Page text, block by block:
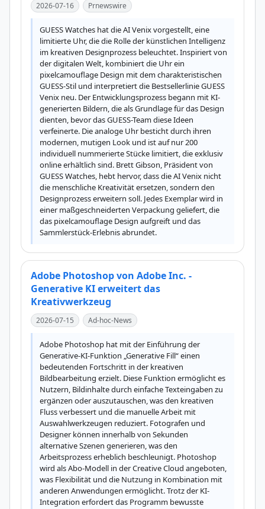
2026-07-16 Prnewswire
GUESS Watches hat die AI Venix vorgestellt, eine
limitierte Uhr, die die Rolle der künstlichen Intelligenz
im kreativen Designprozess beleuchtet. Inspiriert von
der digitalen Welt, kombiniert die Uhr ein
pixelcamouflage Design mit dem charakteristischen
GUESS-Stil und interpretiert die Bestsellerlinie GUESS
Venix neu. Der Entwicklungsprozess begann mit KI-
generierten Bildern, die als Grundlage für das Design
dienten, bevor das GUESS-Team diese Ideen
verfeinerte. Die analoge Uhr besticht durch ihren
modernen, mutigen Look und ist auf nur 200
individuell nummerierte Stücke limitiert, die exklusiv
online erhältlich sind. Brett Gibson, Präsident von
GUESS Watches, hebt hervor, dass die AI Venix nicht
die menschliche Kreativität ersetzen, sondern den
Designprozess erweitern soll. Jedes Exemplar wird in
einer maßgeschneiderten Verpackung geliefert, die
das pixelcamouflage Design aufgreift und das
Sammlerstück-Erlebnis abrundet.
Adobe Photoshop von Adobe Inc. -
Generative KI erweitert das
Kreativwerkzeug
2026-07-15 Ad-hoc-News
Adobe Photoshop hat mit der Einführung der
Generative-KI-Funktion „Generative Fill“ einen
bedeutenden Fortschritt in der kreativen
Bildbearbeitung erzielt. Diese Funktion ermöglicht es
Nutzern, Bildinhalte durch einfache Texteingaben zu
ergänzen oder auszutauschen, was den kreativen
Fluss verbessert und die manuelle Arbeit mit
Auswahlwerkzeugen reduziert. Fotografen und
Designer können innerhalb von Sekunden
alternative Szenen generieren, was den
Arbeitsprozess erheblich beschleunigt. Photoshop
wird als Abo-Modell in der Creative Cloud angeboten,
was Flexibilität und die Nutzung in Kombination mit
anderen Anwendungen ermöglicht. Trotz der KI-
Integration erfordert das Programm bewusste